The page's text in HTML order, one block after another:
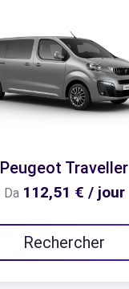
Peugeot Traveller
Da 112,51 € / jour
Rechercher